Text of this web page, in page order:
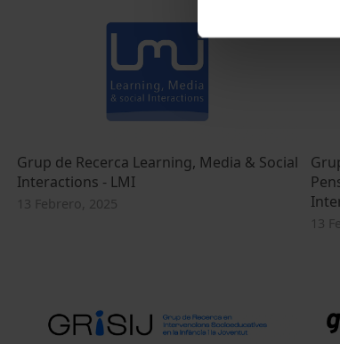
Grup de Recerca Learning, Media & Social
Interactions - LMI
13 Febrero, 2025
13